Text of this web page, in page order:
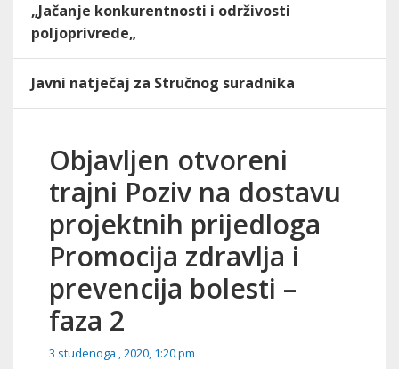
„Jačanje konkurentnosti i održivosti
poljoprivrede„
Javni natječaj za Stručnog suradnika
Objavljen otvoreni
trajni Poziv na dostavu
projektnih prijedloga
Promocija zdravlja i
prevencija bolesti –
faza 2
3 studenoga , 2020, 1:20 pm